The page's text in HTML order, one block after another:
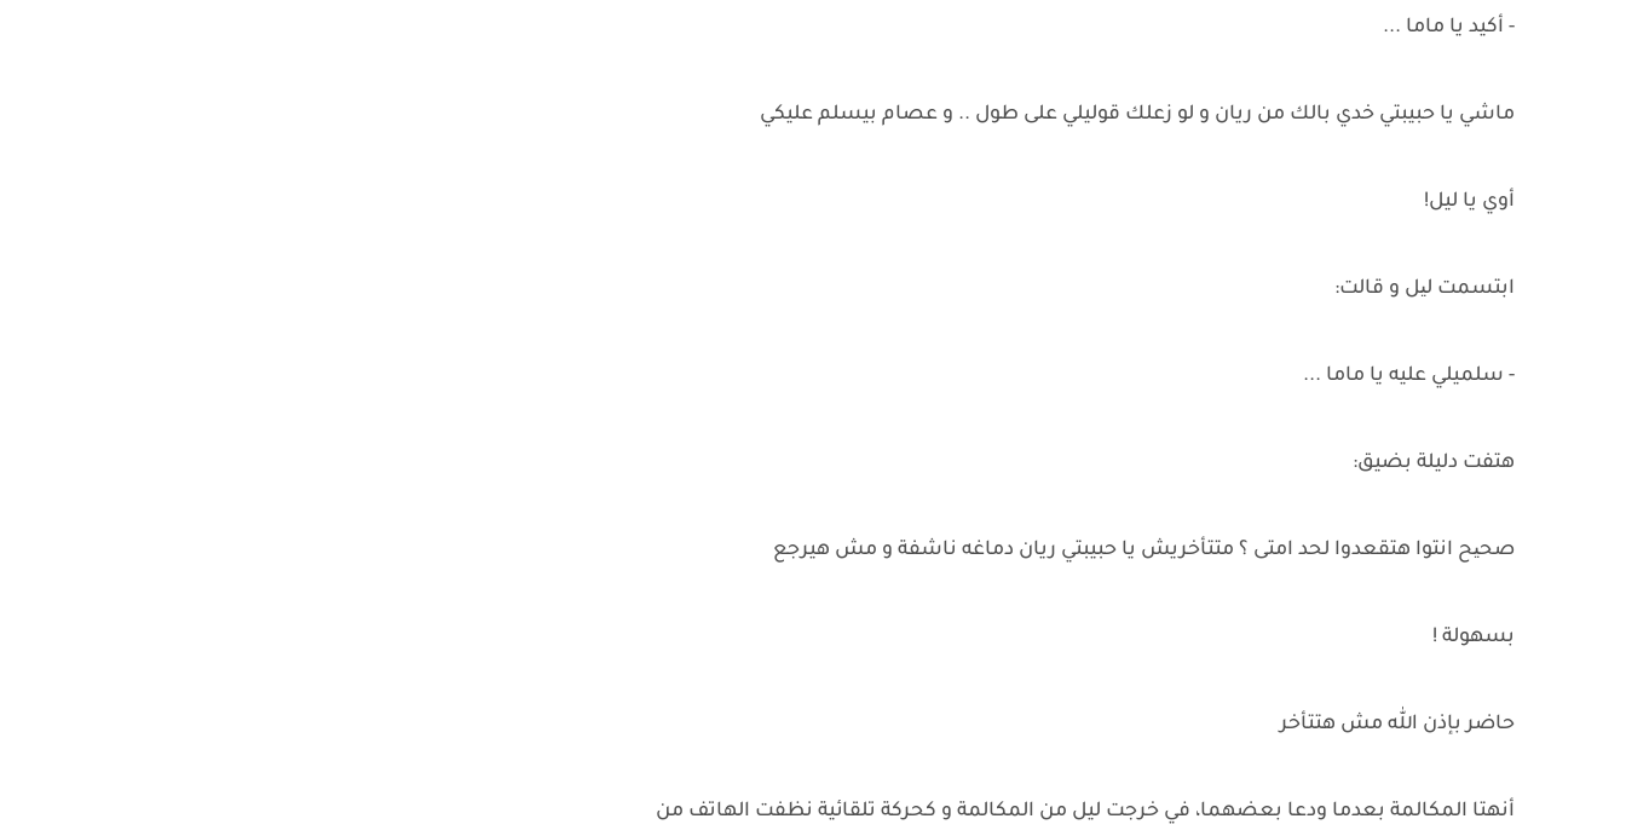
- أكيد يا ماما ...
ماشي يا حبيبتي خدي بالك من ريان و لو زعلك قوليلي على طول .. و عصام بيسلم عليكي
أوي يا ليل!
ابتسمت لیل و قالت:
- سلميلي عليه يا ماما ...
هتفت دليلة بضيق:
صحیح انتوا هتقعدوا لحد امتى ؟ متتأخريش يا حبيبتي ريان دماغه ناشفة و مش هيرجع
بسهولة !
حاضر بإذن الله مش هتتأخر
أنهتا المكالمة بعدما ودعا بعضهما، في خرجت ليل من المكالمة و كحركة تلقائية نظفت الهاتف من